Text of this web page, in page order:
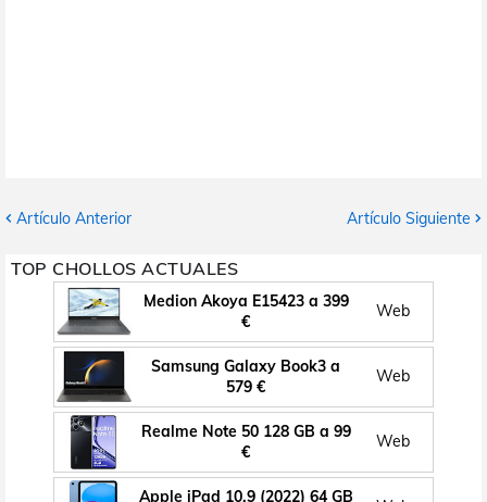
Artículo Anterior Artículo Siguiente
TOP CHOLLOS ACTUALES
Medion Akoya E15423 a 399
€
Web
Samsung Galaxy Book3 a
579 €
Web
Realme Note 50 128 GB a 99
€
Web
Apple iPad 10.9 (2022) 64 GB